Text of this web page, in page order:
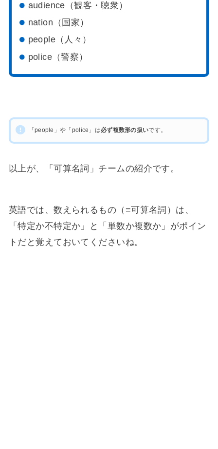
audience（観客・聴衆）
nation（国家）
people（人々）
police（警察）
「people」や「police」は必ず複数形の扱いです。
以上が、「可算名詞」チームの紹介です。
英語では、数えられるもの（=可算名詞）は、
「特定か不特定か」と「単数か複数か」がポイン
トだと覚えておいてくださいね。